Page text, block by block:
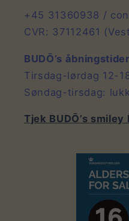
+45 31360938 /
CVR: 37112461
BUDŌ’s åbningstider
Tirsdag-lørdag 12-
Søndag-tirsdag:
Tjek BUDŌ’s smiley